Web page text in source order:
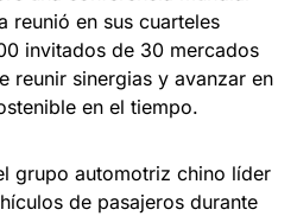
reunió en sus cuarteles
invitados de 30 mercados
reunir sinergias y avanzar en
en el tiempo.
grupo automotriz chino líder
de pasajeros durante